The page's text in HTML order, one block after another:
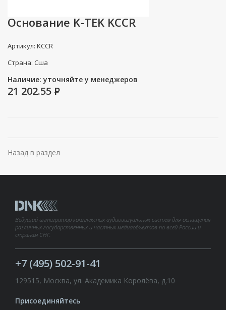
Основание K-TEK KCCR
Артикул: KCCR
Страна: Сша
Наличие: уточняйте у менеджеров
21 202.55 P
Назад в раздел
Ведущий интегратор комплексных аудиовизуальных систем для оснащения
различных государственных и частных медиаобъектов по всей России и
странам СНГ.
+7 (495) 502-91-41
129515, Москва, ул. Академика Королёва, д.10
Присоединяйтесь